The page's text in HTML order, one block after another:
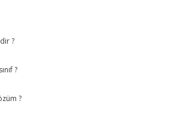
?
?
?